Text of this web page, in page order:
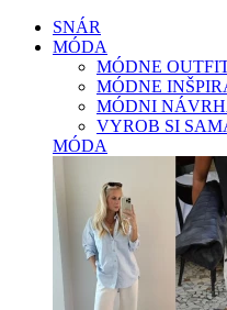
SNÁR
MÓDA
MÓDNE
MÓDNE
MÓDNI
VYROB SI
MÓDA